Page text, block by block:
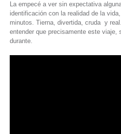
La empecé a ver sin expectativa
identificación con la realidad de la
minutos. Tierna, divertida, cruda y
entender que precisamente este viaje,
durante.